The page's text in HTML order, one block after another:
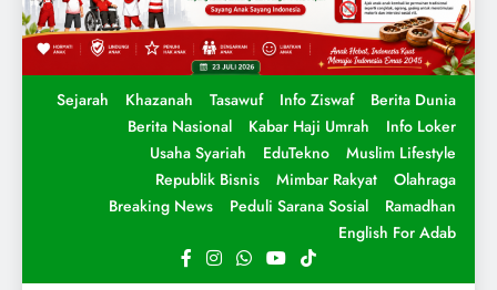
Sejarah Khazanah Tasawuf Info Ziswaf
Berita Dunia
Berita Nasional
Kabar Haji Umrah
Info Loker
Usaha Syariah
EduTekno
Muslim Lifestyle
Republik Bisnis
Mimbar Rakyat
Olahraga
Breaking News
Peduli Sarana Sosial
Ramadhan
English For Adab